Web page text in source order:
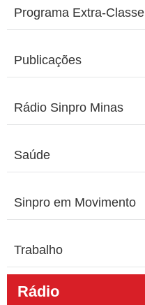
Programa Extra-Classe
Publicações
Rádio Sinpro Minas
Saúde
Sinpro em Movimento
Trabalho
Rádio